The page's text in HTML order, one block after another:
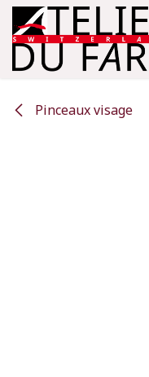
Se rendre au contenu
Pinceaux visage